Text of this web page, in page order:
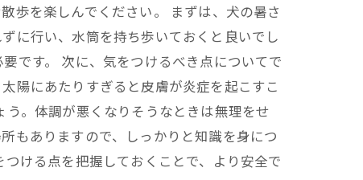
歩を楽しんでください。 まずは、犬の暑さ
に行い、水筒を持ち歩いておくと良いでし
です。 次に、気をつけるべき点についてで
陽にあたりすぎると皮膚が炎症を起こすこ
。体調が悪くなりそうなときは無理をせ
もありますので、しっかりと知識を身につ
ける点を把握しておくことで、より安全で